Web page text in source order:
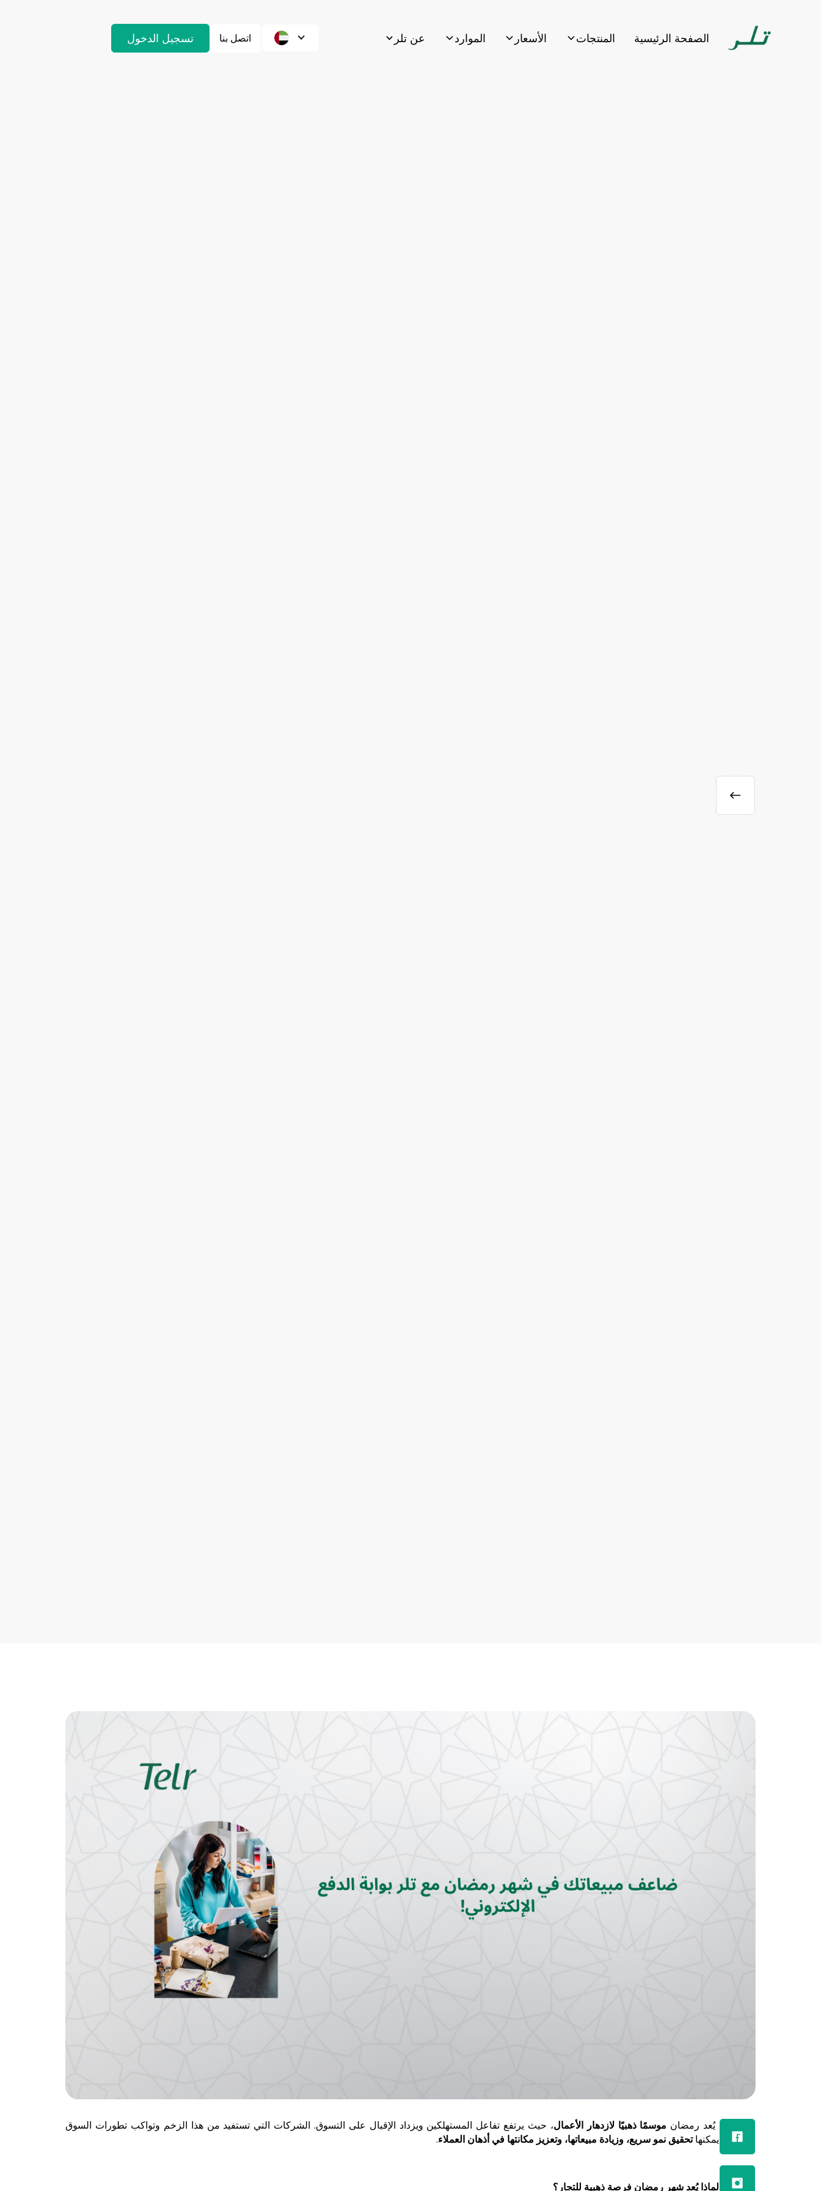
الصفحة الرئيسية المنتجات الأسعار الموارد عن تلر اتصل بنا تسجيل الدخول
يُعد رمضان موسمًا ذهبيًا لازدهار الأعمال، حيث يرتفع تفاعل المستهلكين ويزداد الإقبال على التسوق. الشركات التي تستفيد من هذا الزخم وتواكب تطورات السوق
يمكنهاتحقيق نمو سريع، وزيادة مبيعاتها، وتعزيز مكانتها في أذهان العملاء.
لماذا يُعد شهر رمضان فرصة ذهبية للتجار؟